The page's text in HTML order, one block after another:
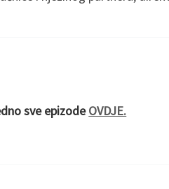
sve epizodeOVDJE.